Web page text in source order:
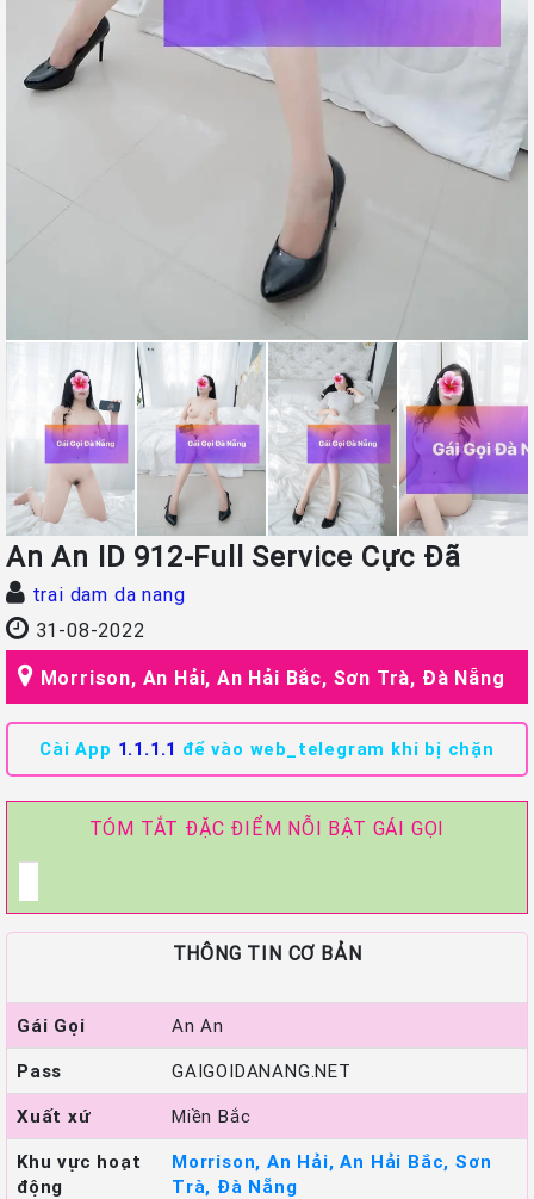
An An ID 912-Full Service Cực Đã
trai dam da nang
31-08-2022
Morrison, An Hải, An Hải Bắc, Sơn Trà, Đà Nẵng
Cài App 1.1.1.1 để vào web_telegram khi bị chặn
TÓM TẮT ĐẶC ĐIỂM NỖI BẬT GÁI GỌI
THÔNG TIN CƠ BẢN
Gái Gọi
An An
Pass
GAIGOIDANANG.NET
Xuất xứ
Miền Bắc
Khu vực hoạt
động
Morrison, An Hải, An Hải Bắc, Sơn
Trà, Đà Nẵng